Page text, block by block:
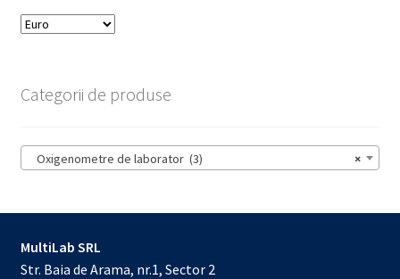
Categorii de produse
×
Oxigenometre de laborator (3)
MultiLab SRL
Str. Baia de Arama, nr.1, Sector 2